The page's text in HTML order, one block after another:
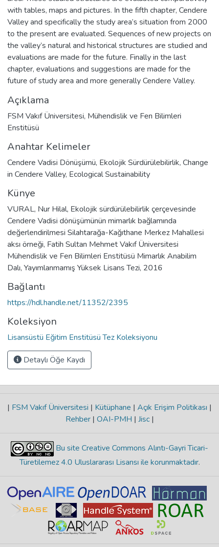
with tables, maps and pictures. In the fifth chapter, Cendere
Valley and specifically the study area’s situation from 2000
to the present are evaluated. Sequences of new projects on
the valley’s natural and historical structures are studied and
evaluations are made for the future. Finally in the last
chapter, evaluations and suggestions are made for the
future of study area and more generally Cendere Valley.
Açıklama
FSM Vakıf Üniversitesi, Mühendislik ve Fen Bilimleri
Enstitüsü
Anahtar Kelimeler
Cendere Vadisi Dönüşümü, Ekolojik Sürdürülebilirlik, Change
in Cendere Valley, Ecological Sustainability
Künye
VURAL, Nur Hilal, Ekolojik sürdürülebilirlik çerçevesinde
Cendere Vadisi dönüşümünün mimarlık bağlamında
değerlendirilmesi Silahtarağa-Kağıthane Merkez Mahallesi
aksı örneği, Fatih Sultan Mehmet Vakıf Üniversitesi
Mühendislik ve Fen Bilimleri Enstitüsü Mimarlık Anabilim
Dalı, Yayımlanmamış Yüksek Lisans Tezi, 2016
Bağlantı
https://hdl.handle.net/11352/2395
Koleksiyon
Lisansüstü Eğitim Enstitüsü Tez Koleksiyonu
Detaylı Öğe Kaydı
| FSM Vakıf Üniversitesi | Kütüphane | Açık Erişim Politikası |
Rehber | OAI-PMH | Jisc |
Bu site Creative Commons Alıntı-Gayri Ticari-
Türetilemez 4.0 Uluslararası Lisansı ile korunmaktadır.